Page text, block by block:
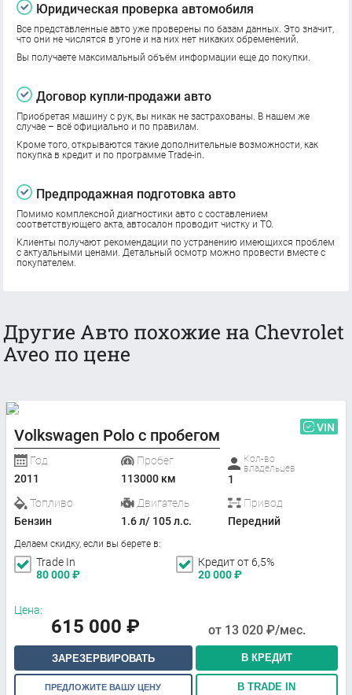
Юридическая проверка автомобиля
Все представленные авто уже проверены по базам данных. Это значит,
что они не числятся в угоне и на них нет никаких обременений.
Вы получаете максимальный объём информации еще до покупки.
Договор купли-продажи авто
Приобретая машину с рук, вы никак не застрахованы. В нашем же
случае – всё официально и по правилам.
Кроме того, открываются такие дополнительные возможности, как
покупка в кредит и по программе Trade-in.
Предпродажная подготовка авто
Помимо комплексной диагностики авто с составлением
соответствующего акта, автосалон проводит чистку и ТО.
Клиенты получают рекомендации по устранению имеющихся проблем
с актуальными ценами. Детальный осмотр можно провести вместе с
покупателем.
Другие Авто похожие на Chevrolet
Aveo по цене
Volkswagen Polo с пробегом VIN
Год
2011
Пробег
113000 км
Кол-во
владельцев
1
Топливо
Бензин
Двигатель
1.6 л/ 105 л.с.
Привод
Передний
Делаем скидку, если вы берете в:
Trade In
80 000₽
Кредит от 6,5%
20 000₽
Цена:
615 000 ₽ от 13 020 ₽/мес.
ЗАРЕЗЕРВИРОВАТЬ В КРЕДИТ
ПРЕДЛОЖИТЕ ВАШУ ЦЕНУ В TRADE IN